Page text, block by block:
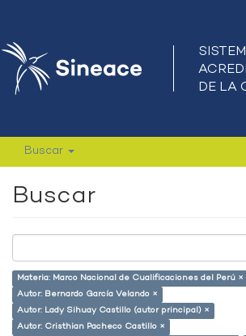
Buscar
Buscar
Materia: Marco Nacional de Cualificaciones del Perú ×
Autor: Bernardo García Velando ×
Autor: Lady Sihuay Castillo (autor principal) ×
Autor: Cristhian Pacheco Castillo ×